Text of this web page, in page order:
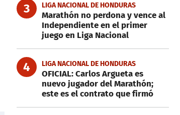
3 LIGA NACIONAL DE HONDURAS
Marathón no perdona y vence al
Independiente en el primer
juego en Liga Nacional
4 LIGA NACIONAL DE HONDURAS
OFICIAL: Carlos Argueta es
nuevo jugador del Marathón;
este es el contrato que firmó